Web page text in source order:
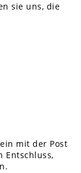
sie uns, die
mit der Post
Entschluss,